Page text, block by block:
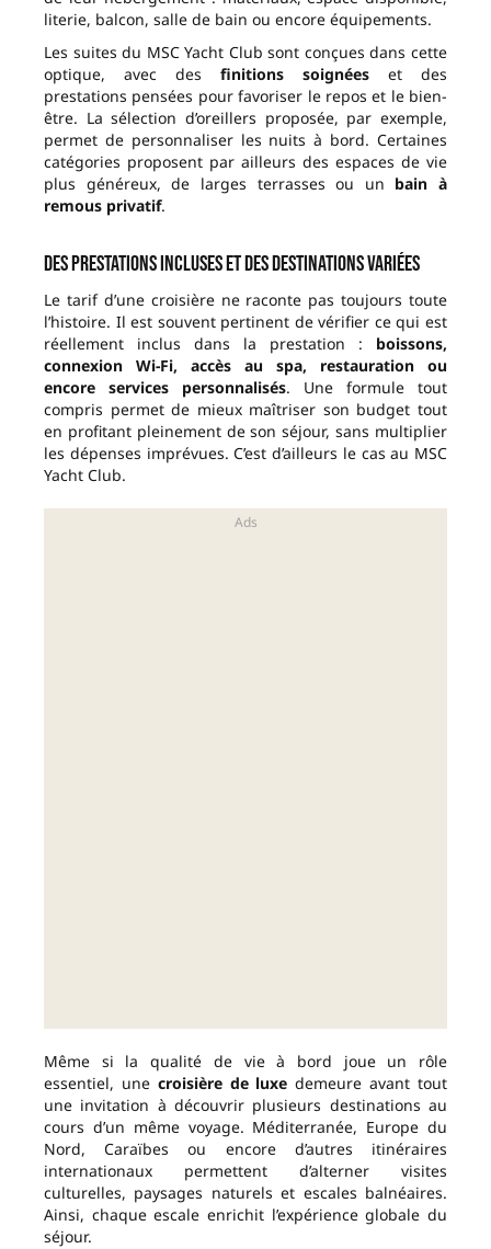
literie, balcon, salle de bain ou encore équipements.
Les suites du MSC Yacht Club sont conçues dans cette
optique, avec des finitions soignées et des
prestations pensées pour favoriser le repos et le bien-
être. La sélection d’oreillers proposée, par exemple,
permet de personnaliser les nuits à bord. Certaines
catégories proposent par ailleurs des espaces de vie
plus généreux, de larges terrasses ou un bain à
remous privatif.
Des prestations incluses et des destinations variées
Le tarif d’une croisière ne raconte pas toujours toute
l’histoire. Il est souvent pertinent de vérifier ce qui est
réellement inclus dans la prestation : boissons,
connexion Wi-Fi, accès au spa, restauration ou
encore services personnalisés. Une formule tout
compris permet de mieux maîtriser son budget tout
en profitant pleinement de son séjour, sans multiplier
les dépenses imprévues. C’est d’ailleurs le cas au MSC
Yacht Club.
Même si la qualité de vie à bord joue un rôle
essentiel, une croisière de luxe demeure avant tout
une invitation à découvrir plusieurs destinations au
cours d’un même voyage. Méditerranée, Europe du
Nord, Caraïbes ou encore d’autres itinéraires
internationaux permettent d’alterner visites
culturelles, paysages naturels et escales balnéaires.
Ainsi, chaque escale enrichit l’expérience globale du
séjour.